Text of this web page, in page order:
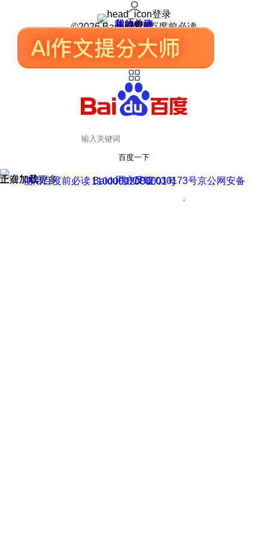
登录
我的关注
我的收藏
皮肤中心
用户反馈
设置
©2026 Baidu 使用百度前必读
百度一下
正在加载
上滑加载更多 用户反馈
使用百度前必读 Baidu 京ICP证030173号
京公网安备11000002000001号